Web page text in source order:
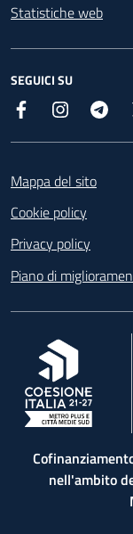
Statistiche web
SEGUICI SU
Facebook Instagram
Mappa del sito
Cookie policy
Privacy policy
Piano di
, apre in una nuova
nell'ambito